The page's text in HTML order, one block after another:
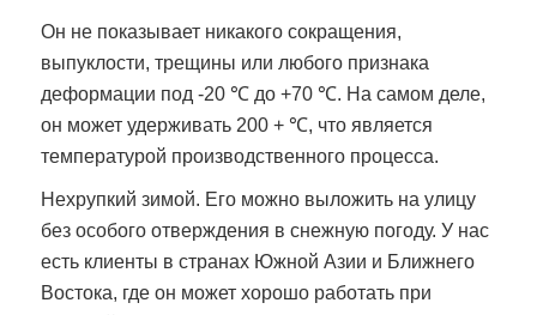
Он не показывает никакого сокращения,
выпуклости, трещины или любого признака
деформации под -20 ℃ до +70 ℃. На самом деле,
он может удерживать 200 + ℃, что является
температурой производственного процесса.
Нехрупкий зимой. Его можно выложить на улицу
без особого отверждения в снежную погоду. У нас
есть клиенты в странах Южной Азии и Ближнего
Востока, где он может хорошо работать при